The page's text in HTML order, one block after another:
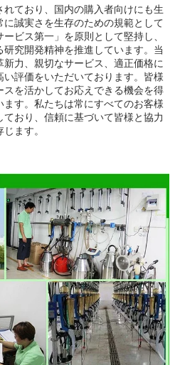
ており、国内の購入者向けにも生
誠実さを生存のための規範として
ビス第一」を原則として堅持し、
研究開発精神を推進しています。当
力、親切なサービス、適正価格に
評価をいただいております。皆様
を活かしてお応えできる機会を得
す。私たちは常にすべてのお客様
おり、信頼に基づいて皆様と協力
ます。